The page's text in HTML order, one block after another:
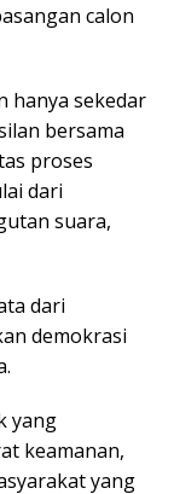
calon
hanya sekedar
bersama
proses
dari
suara,
dari
demokrasi
yang
keamanan,
yang